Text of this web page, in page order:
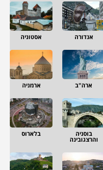
אנדורה אסטוניה
ארה"ב ארמניה
בוסניה
והרצגובינה
בלארוס